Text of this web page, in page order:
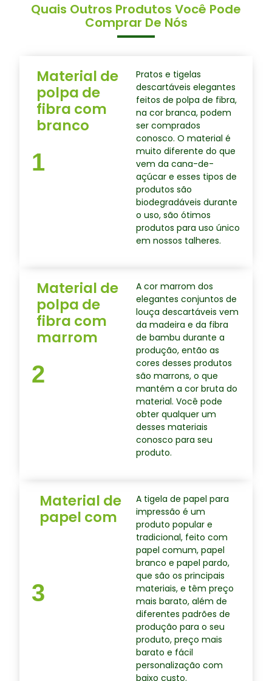
Quais Outros Produtos Você Pode
Comprar De Nós
1
Material de
polpa de
fibra com
branco
Pratos e tigelas
descartáveis elegantes
feitos de polpa de fibra,
na cor branca, podem
ser comprados
conosco. O material é
muito diferente do que
vem da cana-de-
açúcar e esses tipos de
produtos são
biodegradáveis durante
o uso, são ótimos
produtos para uso único
em nossos talheres.
2
Material de
polpa de
fibra com
marrom
A cor marrom dos
elegantes conjuntos de
louça descartáveis vem
da madeira e da fibra
de bambu durante a
produção, então as
cores desses produtos
são marrons, o que
mantém a cor bruta do
material. Você pode
obter qualquer um
desses materiais
conosco para seu
produto.
3
Material de
papel com
A tigela de papel para
impressão é um
produto popular e
tradicional, feito com
papel comum, papel
branco e papel pardo,
que são os principais
materiais, e têm preço
mais barato, além de
diferentes padrões de
produção para o seu
produto, preço mais
barato e fácil
personalização com
baixo custo.